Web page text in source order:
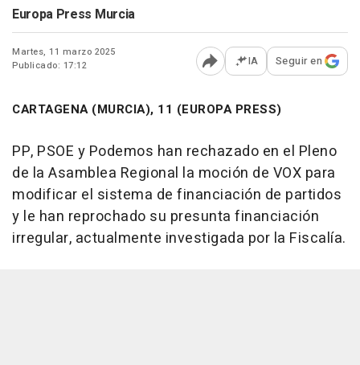
Europa Press Murcia
Martes, 11 marzo 2025
Publicado: 17:12
Abrir opciones para
IA Seguir en
CARTAGENA (MURCIA), 11 (EUROPA PRESS)
PP, PSOE y Podemos han rechazado en el Pleno
de la Asamblea Regional la moción de VOX para
modificar el sistema de financiación de partidos
y le han reprochado su presunta financiación
irregular, actualmente investigada por la Fiscalía.